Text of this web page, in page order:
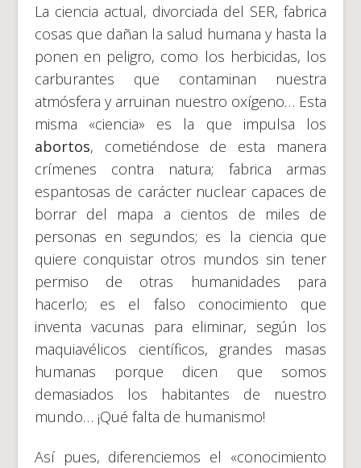
La ciencia actual, divorciada del SER, fabrica
cosas que dañan la salud humana y hasta la
ponen en peligro, como los herbicidas, los
carburantes que contaminan nuestra
atmósfera y arruinan nuestro oxígeno… Esta
misma «ciencia» es la que impulsa los
abortos, cometiéndose de esta manera
crímenes contra natura; fabrica armas
espantosas de carácter nuclear capaces de
borrar del mapa a cientos de miles de
personas en segundos; es la ciencia que
quiere conquistar otros mundos sin tener
permiso de otras humanidades para
hacerlo; es el falso conocimiento que
inventa vacunas para eliminar, según los
maquiavélicos científicos, grandes masas
humanas porque dicen que somos
demasiados los habitantes de nuestro
mundo… ¡Qué falta de humanismo!
Así pues, diferenciemos el «conocimiento